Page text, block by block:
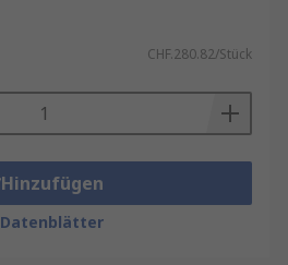
CHF.280.82/Stück
Hinzufügen
Datenblätter